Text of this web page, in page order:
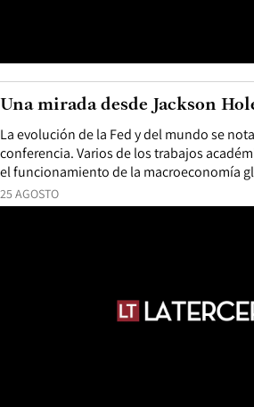
25 AGOSTO
La evolución de la Fed y del mundo se
conferencia. Varios de los trabajos
el funcionamiento de la macroeconomía
Una mirada desde Jackson